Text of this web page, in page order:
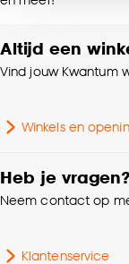
noodzakelijke
accepteren
klikken.
Goed om te
kan
Mate
Samenstelling
Altijd een
Vind jouw Kwantum
Winkels en
Heb je vragen?
Neem contact op
Klantenservice